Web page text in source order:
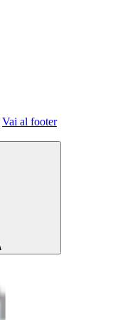
Vai al footer